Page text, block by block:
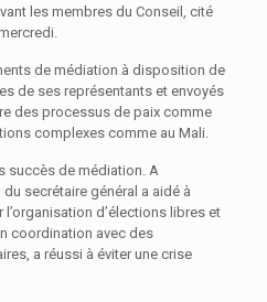
les membres du Conseil, cité
de médiation à disposition de
de ses représentants et envoyés
des processus de paix comme
complexes comme au Mali.
succès de médiation. A
secrétaire général a aidé à
d’élections libres et
coordination avec des
a réussi à éviter une crise